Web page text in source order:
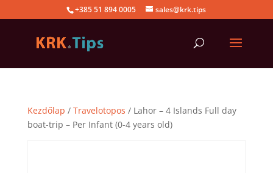
+385 51 894 0005 sales@krk.tips
Kezdőlap / Travelotopos / Lahor – 4 Islands Full day
boat-trip – Per Infant (0-4 years old)